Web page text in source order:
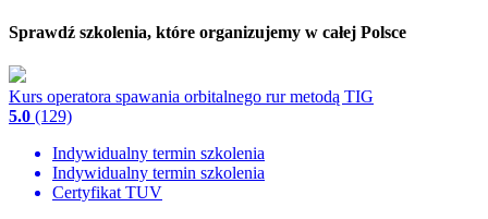
Sprawdź szkolenia, które organizujemy w całej Polsce
Kurs operatora spawania orbitalnego rur metodą TIG
5.0 (129)
Indywidualny termin szkolenia
Indywidualny termin szkolenia
Certyfikat TUV